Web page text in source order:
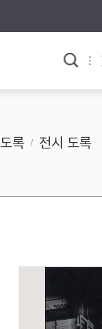
로 본
도록 전시 도록